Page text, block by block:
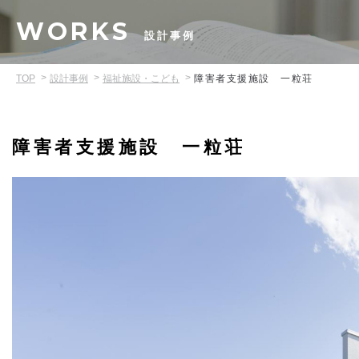
WORKS 設計事例
TOP 設計事例 福祉施設・こども 障害者支援施設 一粒荘
障害者支援施設 一粒荘